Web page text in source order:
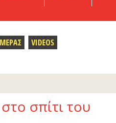
VIDEOS
σπίτι του